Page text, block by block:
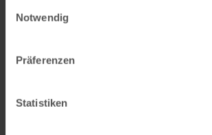
Notwendig
Präferenzen
Statistiken
WANDERN
32 - Belgenbachtal -